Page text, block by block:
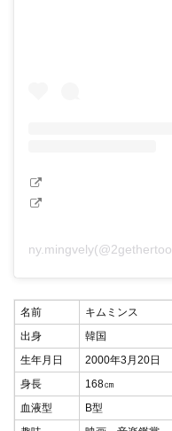
名前
キムミンス
出身
韓国
生年月日
2000年3月20日
身長
168㎝
血液型
B型